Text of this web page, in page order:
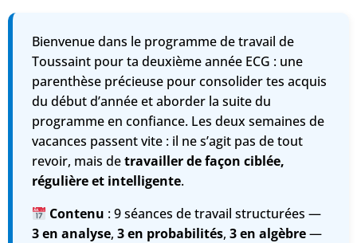
Bienvenue dans le programme de travail de
Toussaint pour ta deuxième année ECG : une
parenthèse précieuse pour consolider tes acquis
du début d’année et aborder la suite du
programme en confiance. Les deux semaines de
vacances passent vite : il ne s’agit pas de tout
revoir, mais detravailler de façon ciblée,
régulière et intelligente.
Contenu : 9 séances de travail structurées —
3 en analyse, 3 en probabilités, 3 en algèbre—